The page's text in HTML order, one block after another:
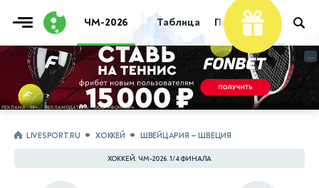
ЧМ-2026 Таблица Прогнозы Live
Фрибет
10 000 ₽
...
...
LIVESPORT.RU ХОККЕЙ ШВЕЙЦАРИЯ — ШВЕЦИЯ
ХОККЕЙ. ЧМ-2026. 1/4 ФИНАЛА